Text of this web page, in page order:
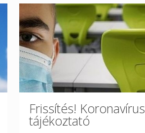
Frissítés! Koronavírus
tájékoztató